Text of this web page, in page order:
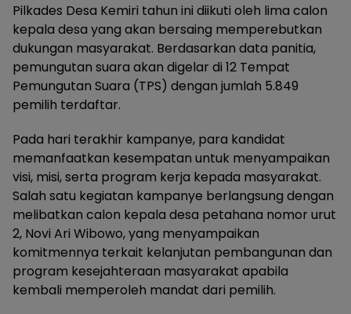
Pilkades Desa Kemiri tahun ini diikuti oleh lima calon
kepala desa yang akan bersaing memperebutkan
dukungan masyarakat. Berdasarkan data panitia,
pemungutan suara akan digelar di 12 Tempat
Pemungutan Suara (TPS) dengan jumlah 5.849
pemilih terdaftar.
Pada hari terakhir kampanye, para kandidat
memanfaatkan kesempatan untuk menyampaikan
visi, misi, serta program kerja kepada masyarakat.
Salah satu kegiatan kampanye berlangsung dengan
melibatkan calon kepala desa petahana nomor urut
2, Novi Ari Wibowo, yang menyampaikan
komitmennya terkait kelanjutan pembangunan dan
program kesejahteraan masyarakat apabila
kembali memperoleh mandat dari pemilih.